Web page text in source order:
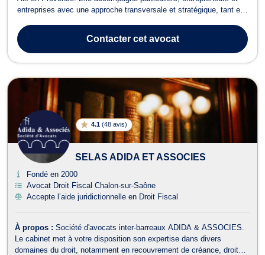
entreprises avec une approche transversale et stratégique, tant en
fiscal, droit des affaires, droit des contrats, droit social et droit du
tra...
Contactercet avocat
4.1 (48 avis)
SELAS ADIDA ET ASSOCIES
Fondé en 2000
Avocat Droit Fiscal Chalon-sur-Saône
Accepte l’aide juridictionnelle en Droit Fiscal
À propos : Société d'avocats inter-barreaux ADIDA & ASSOCIES.
Le cabinet met à votre disposition son expertise dans divers
domaines du droit, notamment en recouvrement de créance, droit